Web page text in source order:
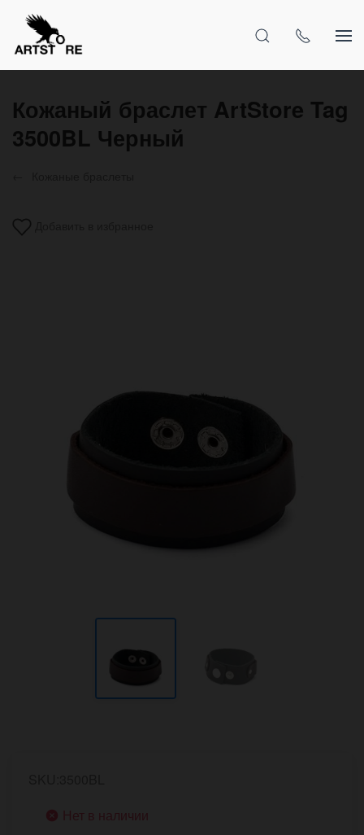
Кожаный браслет ArtStore Tag
3500BL Черный
Нет в наличии